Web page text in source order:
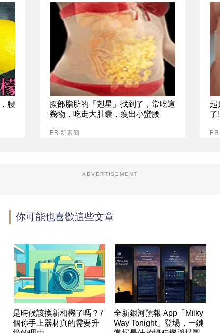
腰
腹部脂肪的「剋星」找到了，常吃這
幾物，吃走大肚囊，瘦出小蠻腰
PR 新素簡
起
了
ADVERTISEMENT
你可能也喜歡這些文章
是時候該換新相機了嗎？7
個你手上器材真的需要升
全新銀河預報 App「Milky
Way Tonight」登場，一鍵